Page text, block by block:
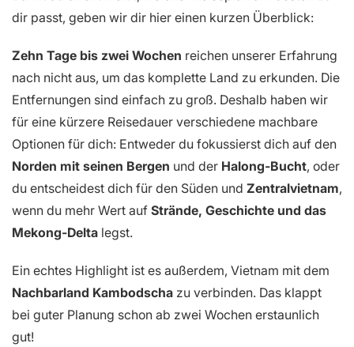
dir passt, geben wir dir hier einen kurzen Überblick:
Zehn Tage bis zwei Wochen reichen unserer Erfahrung
nach nicht aus, um das komplette Land zu erkunden. Die
Entfernungen sind einfach zu groß. Deshalb haben wir
für eine kürzere Reisedauer verschiedene machbare
Optionen für dich: Entweder du fokussierst dich auf den
Norden mit seinen Bergen und der Halong-Bucht, oder
du entscheidest dich für den Süden und Zentralvietnam,
wenn du mehr Wert auf Strände, Geschichte und das
Mekong-Delta legst.
Ein echtes Highlight ist es außerdem, Vietnam mit dem
Nachbarland Kambodscha zu verbinden. Das klappt
bei guter Planung schon ab zwei Wochen erstaunlich
gut!